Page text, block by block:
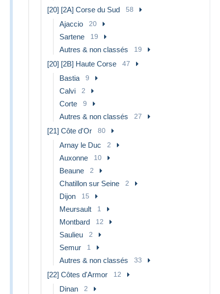
[20] [2A] Corse du Sud 58
Ajaccio 20
Sartene 19
Autres & non classés 19
[20] [2B] Haute Corse 47
Bastia 9
Calvi 2
Corte 9
Autres & non classés 27
[21] Côte d'Or 80
Arnay le Duc 2
Auxonne 10
Beaune 2
Chatillon sur Seine 2
Dijon 15
Meursault 1
Montbard 12
Saulieu 2
Semur 1
Autres & non classés 33
[22] Côtes d'Armor 12
Dinan 2